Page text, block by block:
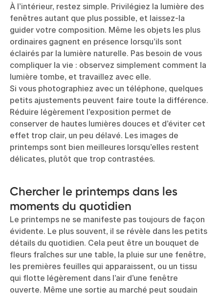
À l’intérieur, restez simple. Privilégiez la lumière des
fenêtres autant que plus possible, et laissez-la
guider votre composition. Même les objets les plus
ordinaires gagnent en présence lorsqu’ils sont
éclairés par la lumière naturelle. Pas besoin de vous
compliquer la vie : observez simplement comment la
lumière tombe, et travaillez avec elle.
Si vous photographiez avec un téléphone, quelques
petits ajustements peuvent faire toute la différence.
Réduire légèrement l’exposition permet de
conserver de hautes lumières douces et d’éviter cet
effet trop clair, un peu délavé. Les images de
printemps sont bien meilleures lorsqu’elles restent
délicates, plutôt que trop contrastées.
Chercher le printemps dans les
moments du quotidien
Le printemps ne se manifeste pas toujours de façon
évidente. Le plus souvent, il se révèle dans les petits
détails du quotidien. Cela peut être un bouquet de
fleurs fraîches sur une table, la pluie sur une fenêtre,
les premières feuilles qui apparaissent, ou un tissu
qui flotte légèrement dans l’air d’une fenêtre
ouverte. Même une sortie au marché peut soudain